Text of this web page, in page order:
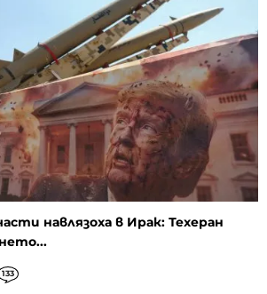
навлязоха в Ирак: Техеран
133